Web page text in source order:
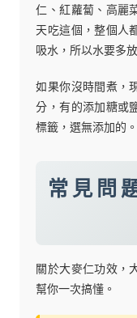
仁、紅蘿蔔、高麗
天吃這個，整個人
吸水，所以水要多
如果你沒時間煮，
分，有的添加糖或
標籤，選無添加的。
常見問
關於大麥仁功效，
幫你一次搞懂。